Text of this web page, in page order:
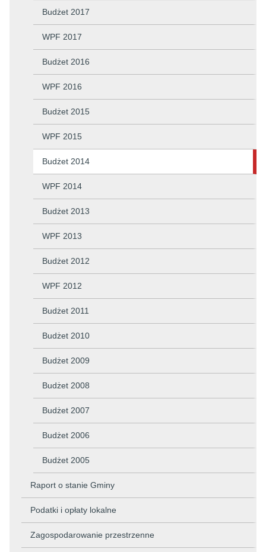
Budżet 2017
WPF 2017
Budżet 2016
WPF 2016
Budżet 2015
WPF 2015
Budżet 2014
WPF 2014
Budżet 2013
WPF 2013
Budżet 2012
WPF 2012
Budżet 2011
Budżet 2010
Budżet 2009
Budżet 2008
Budżet 2007
Budżet 2006
Budżet 2005
Raport o stanie Gminy
Podatki i opłaty lokalne
Zagospodarowanie przestrzenne